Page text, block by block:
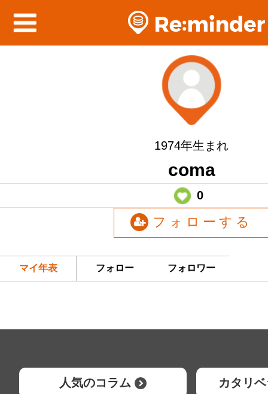
1974年生まれ
coma
0
フォローする
マイ年表 フォロー フォロワー
人気のコラム カタリ